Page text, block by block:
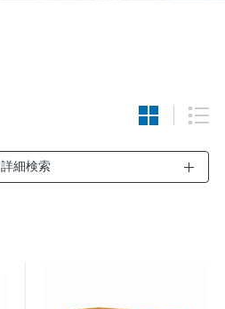
詳細検索
く